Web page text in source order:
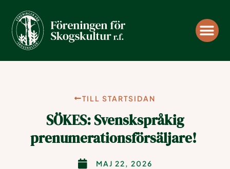
TILL STARTSIDAN
SÖKES: Svenskspråkig
prenumerationsförsäljare!
MAJ 22, 2026